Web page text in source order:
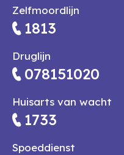
Zelfmoordlijn
1813
Druglijn
078151020
Huisarts van wacht
1733
Spoeddienst